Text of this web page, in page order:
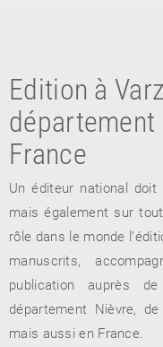
À PARAÎTRE
RETOUR
RETOUR
Edition à
département
France
Un éditeur national
mais également sur
rôle dans le monde
manuscrits,
publication auprès
département Nièvre,
mais aussi en France.